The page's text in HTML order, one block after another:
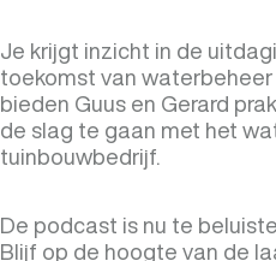
Je krijgt inzicht in de
toekomst van
bieden Guus en Gerard
de slag te gaan met het
tuinbouwbedrijf.
De podcast is nu te
Blijf op de hoogte van de